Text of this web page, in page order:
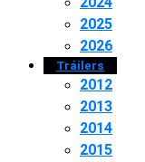
2025
2026
Tráilers
2012
2013
2014
2015